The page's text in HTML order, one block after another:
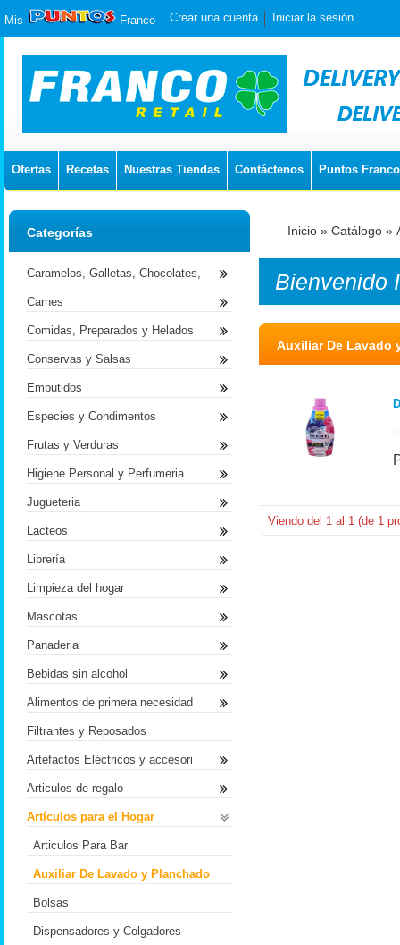
Mis Franco Crear una cuenta Iniciar la sesión
Ofertas Recetas Nuestras Tiendas Contáctenos Puntos Franco
Inicio » Catálogo »
Bienvenido
Auxiliar De Lavado
Viendo del 1 al 1 (de 1
Categorías
Caramelos, Galletas, Chocolates,
Carnes
Comidas, Preparados y Helados
Conservas y Salsas
Embutidos
Especies y Condimentos
Frutas y Verduras
Higiene Personal y Perfumeria
Jugueteria
Lacteos
Librería
Limpieza del hogar
Mascotas
Panaderia
Bebidas sin alcohol
Alimentos de primera necesidad
Filtrantes y Reposados
Artefactos Eléctricos y accesori
Articulos de regalo
Artículos para el Hogar
Articulos Para Bar
Auxiliar De Lavado y Planchado
Bolsas
Dispensadores y Colgadores